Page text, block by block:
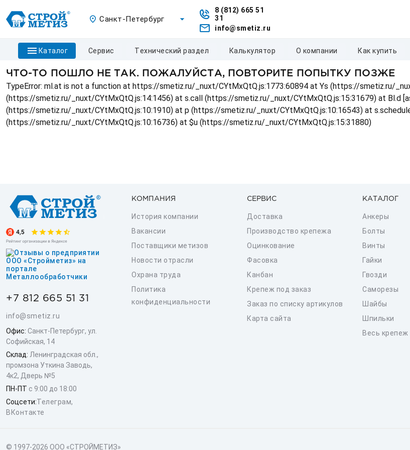
Санкт-Петербург
8 (812) 665 51
31
info@smetiz.ru
каталог сервис технический раздел калькулятор о компании как купить
ЧТО-ТО ПОШЛО НЕ ТАК. ПОЖАЛУЙСТА, ПОВТОРИТЕ ПОПЫТКУ ПОЗЖЕ
TypeError: ml.at is not a function at https://smetiz.ru/_nuxt/CYtMxQtQ.js:1773:60894 at Ys (https://smetiz.ru/
(https://smetiz.ru/_nuxt/CYtMxQtQ.js:14:1456) at s.call (https://smetiz.ru/_nuxt/CYtMxQtQ.js:15:31679) at Bl.d
(https://smetiz.ru/_nuxt/CYtMxQtQ.js:10:1910) at p (https://smetiz.ru/_nuxt/CYtMxQtQ.js:10:16543) at
(https://smetiz.ru/_nuxt/CYtMxQtQ.js:10:16736) at $u (https://smetiz.ru/_nuxt/CYtMxQtQ.js:15:31880)
+7 812 665 51 31
info@smetiz.ru
Офис: Санкт-Петербург, ул.
Софийская, 14
Склад: Ленинградская обл.,
промзона Уткина Заводь,
4к2, Дверь №5
ПН-ПТ с 9:00 до 18:00
Соцсети:Телеграм,
ВКонтакте
КОМПАНИЯ
История компании
Вакансии
Поставщики метизов
Новости отрасли
Охрана труда
Политика
конфиденциальности
СЕРВИС
Доставка
Производство крепежа
Оцинкование
Фасовка
Канбан
Крепеж под заказ
Заказ по списку артикулов
Карта сайта
КАТАЛОГ
Анкеры
Болты
Винты
Гайки
Гвозди
Саморезы
Шайбы
Шпильки
Весь крепеж
© 1997-2026 ООО «СТРОЙМЕТИЗ»